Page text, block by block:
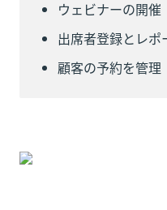
ウェビナーの開催
出席者登録とレポ
顧客の予約を管理